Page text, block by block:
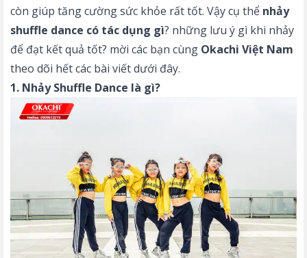
còn giúp tăng cường sức khỏe rất tốt. Vậy cụ thể nhảy
shuffle dance có tác dụng gì? những lưu ý gì khi nhảy
để đạt kết quả tốt? mời các bạn cùng Okachi Việt Nam
theo dõi hết các bài viết dưới đây.
1. Nhảy Shuffle Dance là gì?